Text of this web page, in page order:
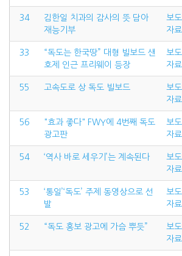
34
김한일 치과의 감사의 뜻 담아
재능기부
보도
자료
33
“독도는 한국땅” 대형 빌보드 샌
호제 인근 프리웨이 등장
보도
자료
55 고속도로 상 독도 빌보드
보도
자료
56
"효과 좋다" FWY에 4번째 독도
광고판
보도
자료
54 ‘역사 바로 세우기’는 계속된다
보도
자료
53
‘통일’‘독도’ 주제 동영상으로 선
발
보도
자료
52 “독도 홍보 광고에 가슴 뿌듯”
보도
자료